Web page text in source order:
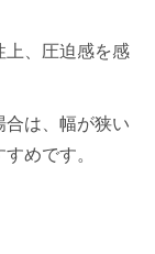
上、圧迫感を感
は、幅が狭い
めです。